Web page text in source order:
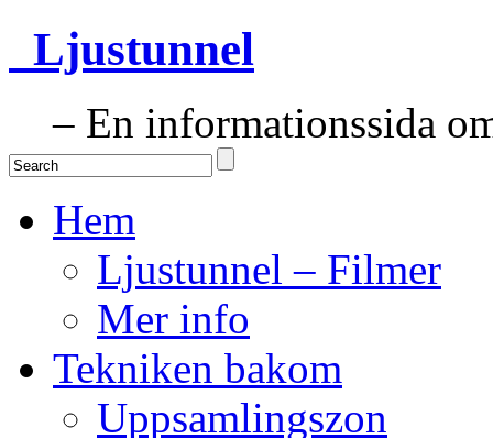
Ljustunnel
– En informationssida
Hem
Ljustunnel – Filmer
Mer info
Tekniken bakom
Uppsamlingszon